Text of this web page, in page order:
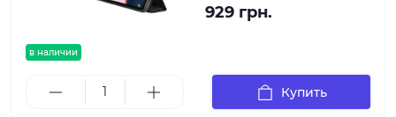
в наличии
929 грн.
Купить